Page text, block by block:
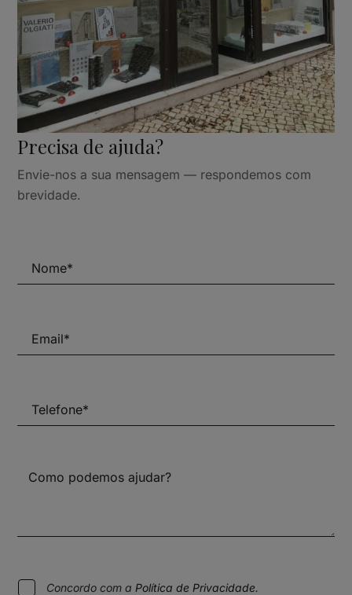
Precisa de ajuda?
Envie-nos a sua mensagem — respondemos com
brevidade.
Concordo com a Política de Privacidade.